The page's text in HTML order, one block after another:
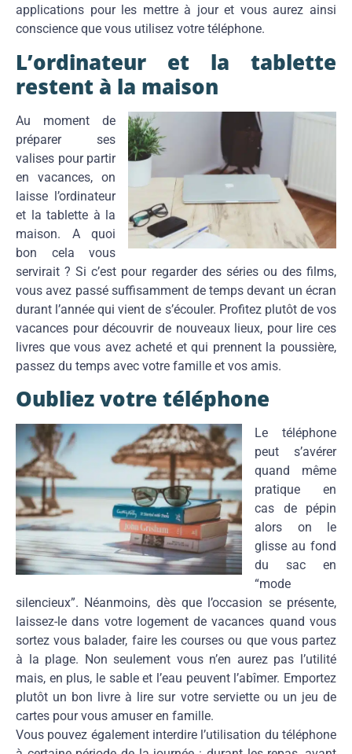
applications pour les mettre à jour et vous aurez ainsi
conscience que vous utilisez votre téléphone.
L’ordinateur et la tablette
restent à la maison
Au moment de
préparer ses
valises pour partir
en vacances, on
laisse l’ordinateur
et la tablette à la
maison. A quoi
bon cela vous
servirait ? Si c’est pour regarder des séries ou des films,
vous avez passé suffisamment de temps devant un écran
durant l’année qui vient de s’écouler. Profitez plutôt de vos
vacances pour découvrir de nouveaux lieux, pour lire ces
livres que vous avez acheté et qui prennent la poussière,
passez du temps avec votre famille et vos amis.
Oubliez votre téléphone
Le téléphone
peut s’avérer
quand même
pratique en
cas de pépin
alors on le
glisse au fond
du sac en
“mode
silencieux”. Néanmoins, dès que l’occasion se présente,
laissez-le dans votre logement de vacances quand vous
sortez vous balader, faire les courses ou que vous partez
à la plage. Non seulement vous n’en aurez pas l’utilité
mais, en plus, le sable et l’eau peuvent l’abîmer. Emportez
plutôt un bon livre à lire sur votre serviette ou un jeu de
cartes pour vous amuser en famille.
Vous pouvez également interdire l’utilisation du téléphone